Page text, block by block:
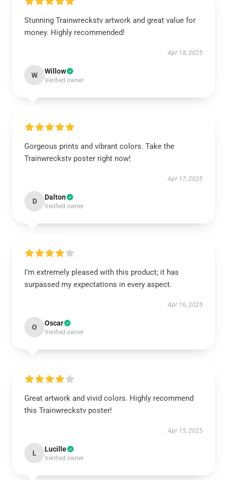
Stunning Trainwreckstv artwork and great value for
money. Highly recommended!
Apr 18, 2025
W Willow
Verified owner
Gorgeous prints and vibrant colors. Take the
Trainwreckstv poster right now!
Apr 17, 2025
D Dalton
Verified owner
I’m extremely pleased with this product; it has
surpassed my expectations in every aspect.
Apr 16, 2025
O Oscar
Verified owner
Great artwork and vivid colors. Highly recommend
this Trainwreckstv poster!
Apr 15, 2025
L Lucille
Verified owner